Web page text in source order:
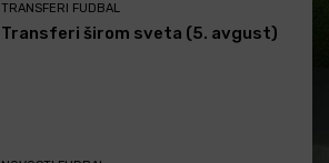
TRANSFERI FUDBAL
Transferi širom sveta (5. avgust)